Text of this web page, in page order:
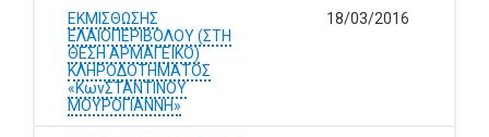
ΕΚΜΙΣΘΩΣΗΣ
ΕΛΑΙΟΠΕΡΙΒΟΛΟΥ (ΣΤΗ
ΘΕΣΗ ΑΡΜΑΓΕΪΚΟ)
ΚΛΗΡΟΔΟΤΗΜΑΤΟΣ
«ΚωνΣΤΑΝΤΙΝΟΥ
ΜΟΥΡΟΓΙΑΝΝΗ»
18/03/2016